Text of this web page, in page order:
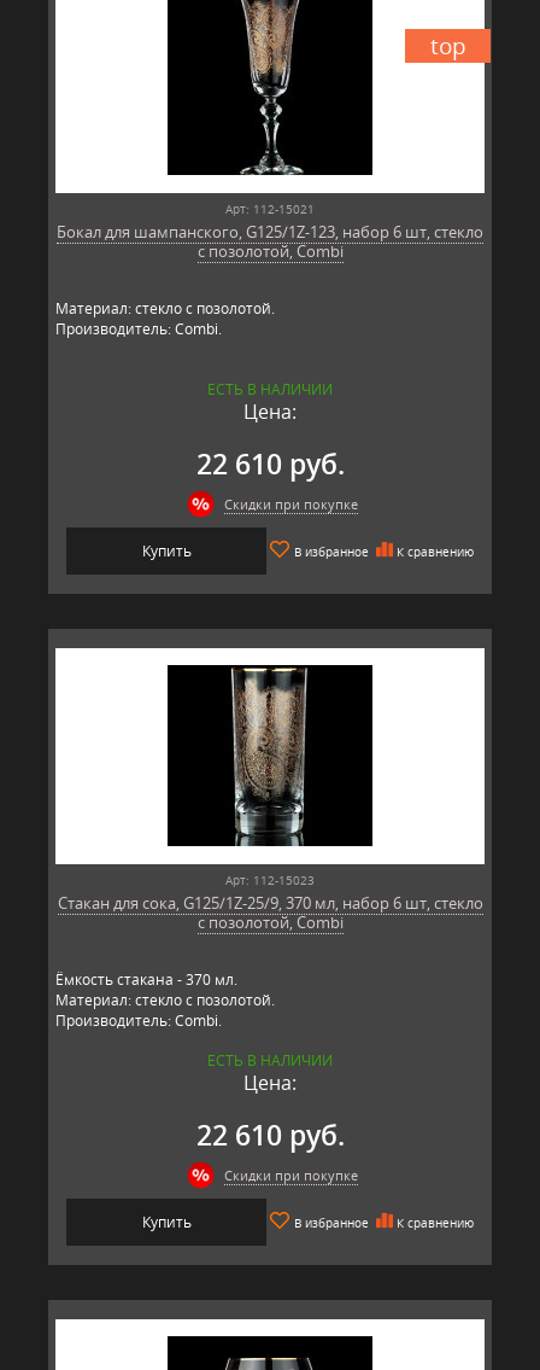
top
Арт: 112-15021
Бокал для шампанского, G125/1Z-123, набор 6 шт, стекло
с позолотой, Combi
Материал: стекло с позолотой.
Производитель: Combi.
ЕСТЬ В НАЛИЧИИ
Цена:
22 610 руб.
Скидки при покупке
Купить В избранное К сравнению
Арт: 112-15023
Стакан для сока, G125/1Z-25/9, 370 мл, набор 6 шт, стекло
с позолотой, Combi
Ёмкость стакана - 370 мл.
Материал: стекло с позолотой.
Производитель: Combi.
ЕСТЬ В НАЛИЧИИ
Цена:
22 610 руб.
Скидки при покупке
Купить В избранное К сравнению